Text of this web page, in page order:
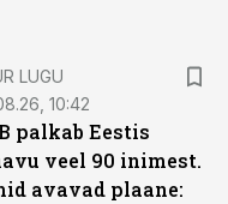
LUGU
10:42
palkab Eestis
veel 90 inimest.
avavad plaane: